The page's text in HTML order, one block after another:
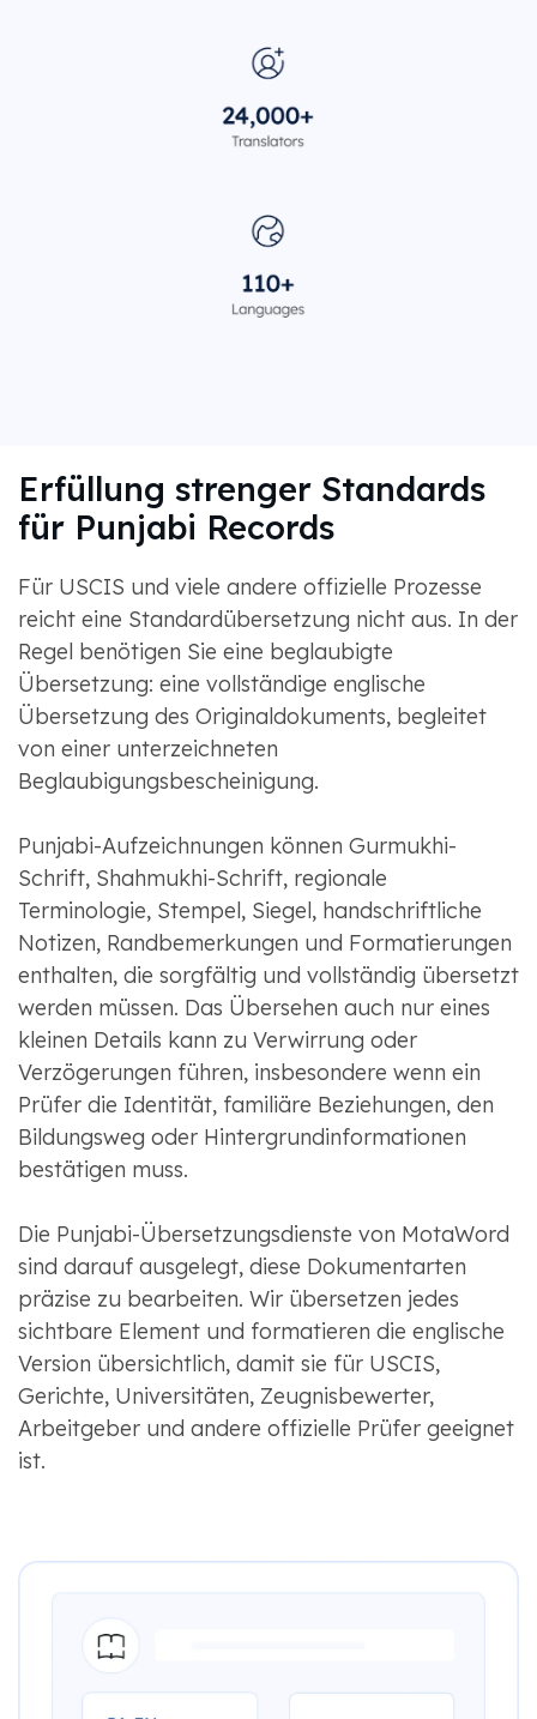
Erfüllung strenger Standards
für Punjabi Records
Für USCIS und viele andere offizielle Prozesse
reicht eine Standardübersetzung nicht aus. In der
Regel benötigen Sie eine beglaubigte
Übersetzung: eine vollständige englische
Übersetzung des Originaldokuments, begleitet
von einer unterzeichneten
Beglaubigungsbescheinigung.
Punjabi-Aufzeichnungen können Gurmukhi-
Schrift, Shahmukhi-Schrift, regionale
Terminologie, Stempel, Siegel, handschriftliche
Notizen, Randbemerkungen und Formatierungen
enthalten, die sorgfältig und vollständig übersetzt
werden müssen. Das Übersehen auch nur eines
kleinen Details kann zu Verwirrung oder
Verzögerungen führen, insbesondere wenn ein
Prüfer die Identität, familiäre Beziehungen, den
Bildungsweg oder Hintergrundinformationen
bestätigen muss.
Die Punjabi-Übersetzungsdienste von MotaWord
sind darauf ausgelegt, diese Dokumentarten
präzise zu bearbeiten. Wir übersetzen jedes
sichtbare Element und formatieren die englische
Version übersichtlich, damit sie für USCIS,
Gerichte, Universitäten, Zeugnisbewerter,
Arbeitgeber und andere offizielle Prüfer geeignet
ist.